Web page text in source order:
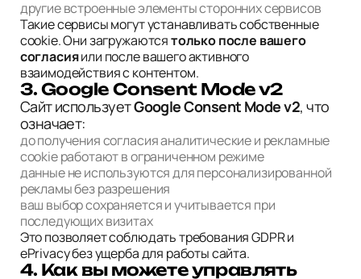
другие встроенные элементы сторонних сервисов
Такие сервисы могут устанавливать собственные
cookie. Они загружаютсятолько после вашего
согласияили после вашего активного
взаимодействия с контентом.
3. Google Consent Mode v2
Сайт используетGoogle Consent Mode v2, что
означает:
до получения согласия аналитические и рекламные
cookie работают в ограниченном режиме
данные не используются для персонализированной
рекламы без разрешения
ваш выбор сохраняется и учитывается при
последующих визитах
Это позволяет соблюдать требования GDPR и
ePrivacy без ущерба для работы сайта.
4. Как вы можете управлять